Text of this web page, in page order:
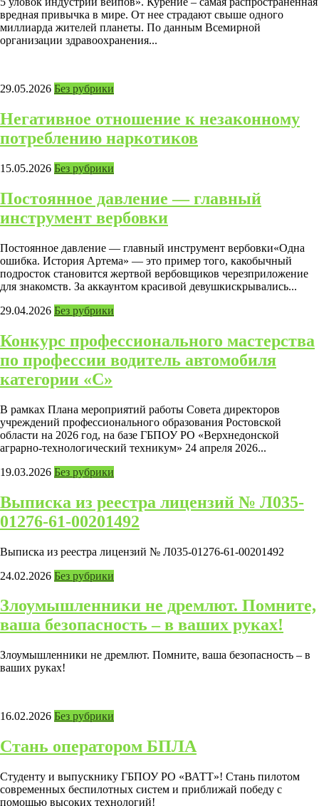
вредная привычка в мире. От нее страдают свыше одного
миллиарда жителей планеты. По данным Всемирной
организации здравоохранения...
29.05.2026 Без рубрики
Негативное отношение к незаконному
потреблению наркотиков
15.05.2026 Без рубрики
Постоянное давление — главный
инструмент вербовки
Постоянное давление — главный инструмент вербовки«Одна
ошибка. История Артема» — это пример того, какобычный
подросток становится жертвой вербовщиков черезприложение
для знакомств. За аккаунтом красивой девушкискрывались...
29.04.2026 Без рубрики
Конкурс профессионального мастерства
по профессии водитель автомобиля
категории «С»
В рамках Плана мероприятий работы Совета директоров
учреждений профессионального образования Ростовской
области на 2026 год, на базе ГБПОУ РО «Верхнедонской
аграрно-технологический техникум» 24 апреля 2026...
19.03.2026 Без рубрики
Выписка из реестра лицензий № Л035-
01276-61-00201492
Выписка из реестра лицензий № Л035-01276-61-00201492
24.02.2026 Без рубрики
Злоумышленники не дремлют. Помните,
ваша безопасность – в ваших руках!
Злоумышленники не дремлют. Помните, ваша безопасность – в
ваших руках!
16.02.2026 Без рубрики
Стань оператором БПЛА
Студенту и выпускнику ГБПОУ РО «ВАТТ»! Стань пилотом
современных беспилотных систем и приближай победу с
помощью высоких технологий!